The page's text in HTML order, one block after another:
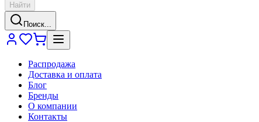
Найти
Поиск...
Распродажа
Доставка и оплата
Блог
Бренды
О компании
Контакты